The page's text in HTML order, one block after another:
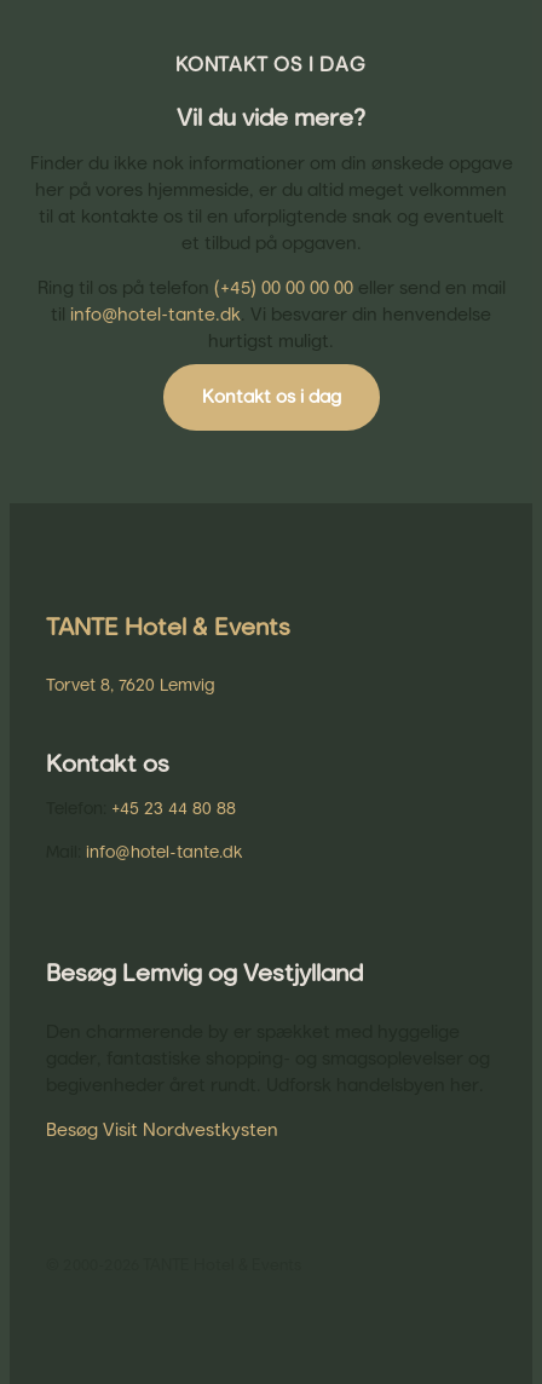
KONTAKT OS I DAG
Vil du vide mere?
Finder du ikke nok informationer om din ønskede opgave
her på vores hjemmeside, er du altid meget velkommen
til at kontakte os til en uforpligtende snak og eventuelt
et tilbud på opgaven.
Ring til os på telefon (+45) 00 00 00 00eller send en mail
til info@hotel-tante.dk . Vi besvarer din henvendelse
hurtigst muligt.
Kontakt os i dag
TANTE Hotel & Events
Torvet 8, 7620 Lemvig
Kontakt os
+45 23 44 80 88
info@hotel-tante.dk
Besøg Lemvig og Vestjylland
Besøg Visit Nordvestkysten